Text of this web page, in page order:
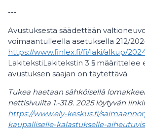
---
Avustuksesta säädettään
voimaantulleella asetuksella 212/
https://www.finlex.fi/fi/laki/alkup/
LakitekstiLakitekstin 3 § määrittelee
avustuksen saajan on täytettävä.
Tukea haetaan sähköisellä
nettisivuilta 1.-31.8. 2025 löytyvän
https://www.ely-keskus.fi/
kaupalliselle-kalastukselle-